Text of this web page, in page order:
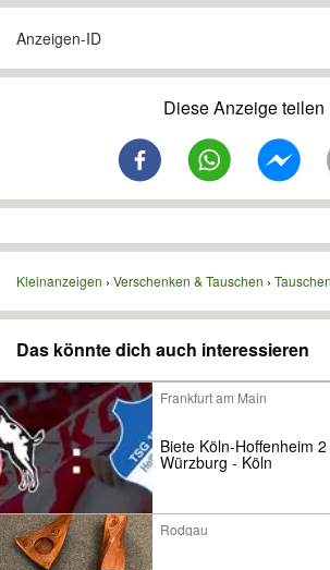
Anzeigen-ID
Diese Anzeige teilen
Kleinanzeigen Verschenken & Tauschen Tauschen
Das könnte dich auch interessieren
Frankfurt am Main
Biete Köln-Hoffenheim
Würzburg - Köln
Rodgau